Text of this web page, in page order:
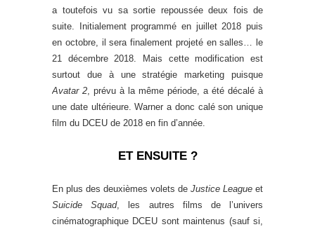
a toutefois vu sa sortie repoussée deux fois de
suite. Initialement programmé en juillet 2018 puis
en octobre, il sera finalement projeté en salles… le
21 décembre 2018. Mais cette modification est
surtout due à une stratégie marketing puisque
Avatar 2 , prévu à la même période, a été décalé à
une date ultérieure. Warner a donc calé son unique
film du DCEU de 2018 en fin d’année.
ET ENSUITE ?
En plus des deuxièmes volets de Justice League et
Suicide Squad, les autres films de l’univers
cinématographique DCEU sont maintenus (sauf si,